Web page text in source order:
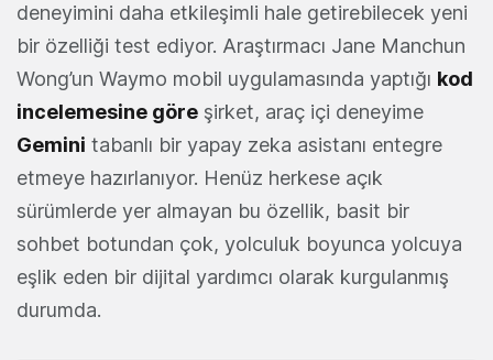
deneyimini daha etkileşimli hale getirebilecek yeni
bir özelliği test ediyor. Araştırmacı Jane Manchun
Wong’un Waymo mobil uygulamasında yaptığı kod
incelemesine göre şirket, araç içi deneyime
Gemini tabanlı bir yapay zeka asistanı entegre
etmeye hazırlanıyor. Henüz herkese açık
sürümlerde yer almayan bu özellik, basit bir
sohbet botundan çok, yolculuk boyunca yolcuya
eşlik eden bir dijital yardımcı olarak kurgulanmış
durumda.